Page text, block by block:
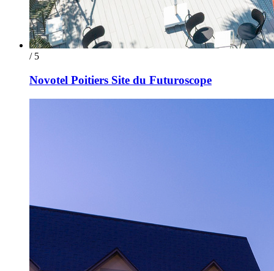
/ 5
Novotel Poitiers Site du Futuroscope